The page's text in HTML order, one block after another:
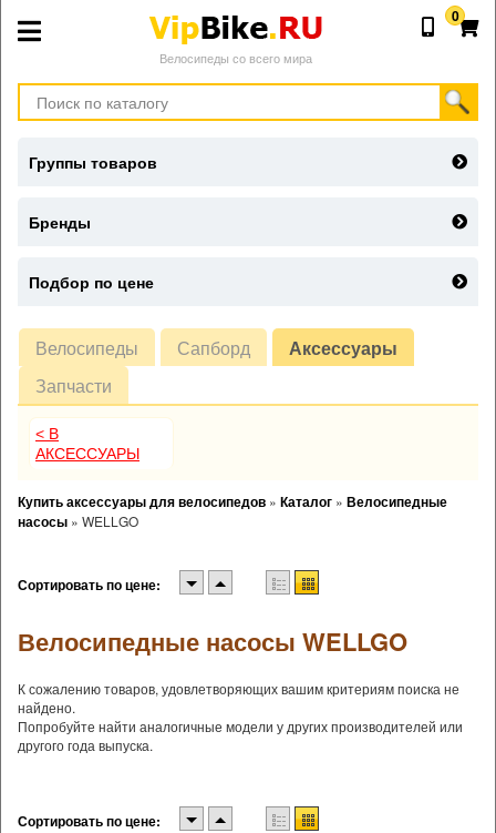
Велосипеды со всего мира
0
Велосипеды Сапборд
Аксессуары
Запчасти
< В
АКСЕССУАРЫ
Купить аксессуары для велосипедов » Каталог » Велосипедные
насосы » WELLGO
Сортировать по цене:
Велосипедные насосы WELLGO
К сожалению товаров, удовлетворяющих вашим критериям поиска не
найдено.
Попробуйте найти аналогичные модели у других производителей или
другого года выпуска.
Сортировать по цене:
Группы товаров
Бренды
Подбор по цене